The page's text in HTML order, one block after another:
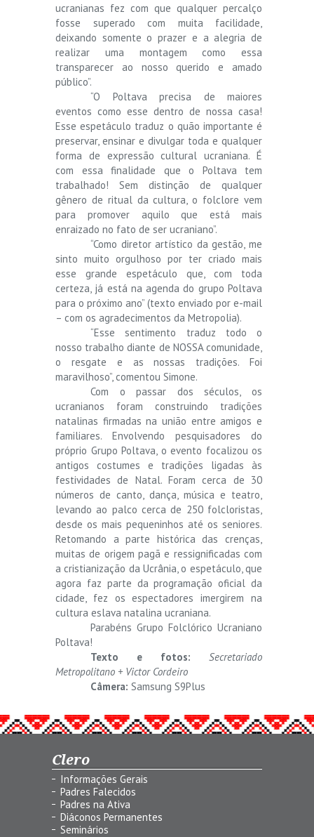
ucranianas fez com que qualquer percalço
fosse superado com muita facilidade,
deixando somente o prazer e a alegria de
realizar uma montagem como essa
transparecer ao nosso querido e amado
público”.
“O Poltava precisa de maiores
eventos como esse dentro de nossa casa!
Esse espetáculo traduz o quão importante é
preservar, ensinar e divulgar toda e qualquer
forma de expressão cultural ucraniana. É
com essa finalidade que o Poltava tem
trabalhado! Sem distinção de qualquer
gênero de ritual da cultura, o folclore vem
para promover aquilo que está mais
enraizado no fato de ser ucraniano”.
“Como diretor artístico da gestão, me
sinto muito orgulhoso por ter criado mais
esse grande espetáculo que, com toda
certeza, já está na agenda do grupo Poltava
para o próximo ano” (texto enviado por e-mail
– com os agradecimentos da Metropolia).
“Esse sentimento traduz todo o
nosso trabalho diante de NOSSA comunidade,
o resgate e as nossas tradições. Foi
maravilhoso”, comentou Simone.
Com o passar dos séculos, os
ucranianos foram construindo tradições
natalinas firmadas na união entre amigos e
familiares. Envolvendo pesquisadores do
próprio Grupo Poltava, o evento focalizou os
antigos costumes e tradições ligadas às
festividades de Natal. Foram cerca de 30
números de canto, dança, música e teatro,
levando ao palco cerca de 250 folcloristas,
desde os mais pequeninhos até os seniores.
Retomando a parte histórica das crenças,
muitas de origem pagã e ressignificadas com
a cristianização da Ucrânia, o espetáculo, que
agora faz parte da programação oficial da
cidade, fez os espectadores imergirem na
cultura eslava natalina ucraniana.
Parabéns Grupo Folclórico Ucraniano
Poltava!
Texto e fotos: Secretariado
Metropolitano + Victor Cordeiro
Câmera: Samsung S9Plus
Clero
Informações Gerais
Padres Falecidos
Padres na Ativa
Diáconos Permanentes
Seminários